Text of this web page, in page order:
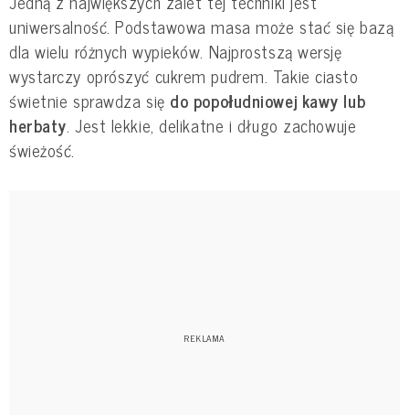
uniwersalność. Podstawowa masa może stać się bazą
dla wielu różnych wypieków. Najprostszą wersję
wystarczy oprószyć cukrem pudrem. Takie ciasto
świetnie sprawdza się do popołudniowej kawy lub
herbaty. Jest lekkie, delikatne i długo zachowuje
świeżość.